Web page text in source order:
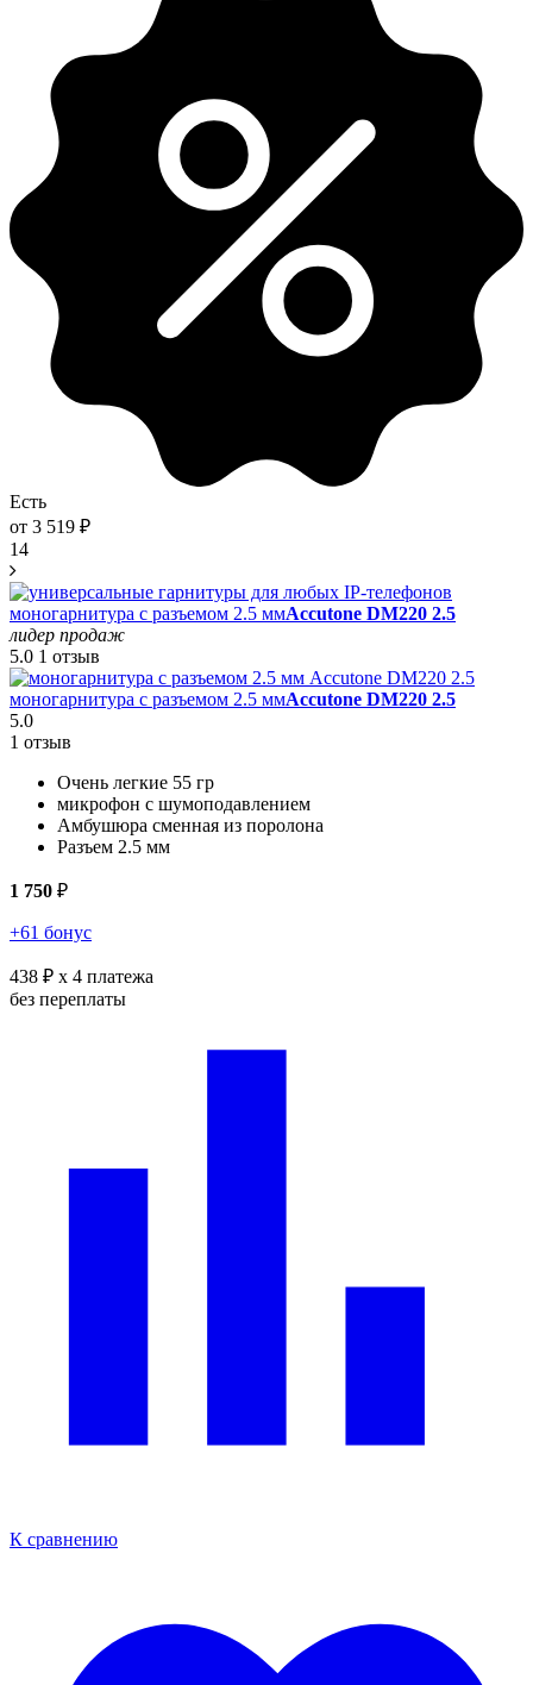
Есть
от 3 519 ₽
14
моногарнитура с разъемом 2.5 ммAccutone DM220 2.5
лидер продаж
5.0 1 отзыв
моногарнитура с разъемом 2.5 ммAccutone DM220 2.5
5.0
1 отзыв
Очень легкие 55 гр
микрофон с шумоподавлением
Амбушюра сменная из поролона
Разъем 2.5 мм
1 750 ₽
+61 бонус
438 ₽ x 4 платежа
без переплаты
К сравнению